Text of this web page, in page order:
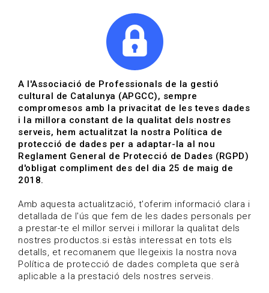
Actualitza't
Vols estar al dia?
HOME / BLOG
Estigues al dia
Convocatòries, activitats i notícies del sector de la
cultura.
A l'Associació de Professionals de la gestió
cultural de Catalunya (APGCC), sempre
compromesos amb la privacitat de les teves dades
i la millora constant de la qualitat dels nostres
serveis, hem actualitzat la nostra Política de
protecció de dades per a adaptar-la al nou
Reglament General de Protecció de Dades (RGPD)
d'obligat compliment des del dia 25 de maig de
2018.
Amb aquesta actualització, t'oferim informació clara i
detallada de l'ús que fem de les dades personals per
a prestar-te el millor servei i millorar la qualitat dels
nostres productos.si estàs interessat en tots els
detalls, et recomanem que llegeixis la nostra nova
Política de protecció de dades completa que serà
aplicable a la prestació dels nostres serveis.